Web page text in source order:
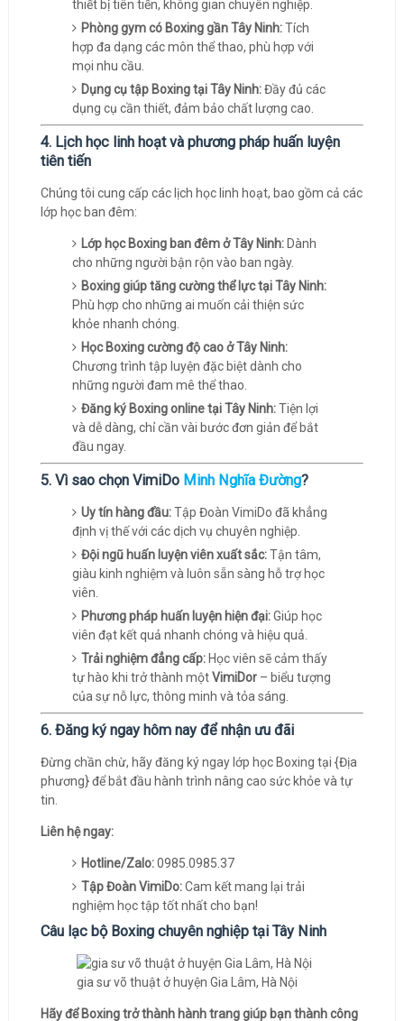
thiết bị tiên tiến, không gian chuyên nghiệp.
Phòng gym có Boxing gần Tây Ninh:Tích
hợp đa dạng các môn thể thao, phù hợp với
mọi nhu cầu.
Dụng cụ tập Boxing tại Tây Ninh:Đầy đủ các
dụng cụ cần thiết, đảm bảo chất lượng cao.
4. Lịch học linh hoạt và phương pháp huấn luyện
tiên tiến
Chúng tôi cung cấp các lịch học linh hoạt, bao gồm cả các
lớp học ban đêm:
Lớp học Boxing ban đêm ở Tây Ninh:Dành
cho những người bận rộn vào ban ngày.
Boxing giúp tăng cường thể lực tại Tây Ninh:
Phù hợp cho những ai muốn cải thiện sức
khỏe nhanh chóng.
Học Boxing cường độ cao ở Tây Ninh:
Chương trình tập luyện đặc biệt dành cho
những người đam mê thể thao.
Đăng ký Boxing online tại Tây Ninh:Tiện lợi
và dễ dàng, chỉ cần vài bước đơn giản để bắt
đầu ngay.
5. Vì sao chọn VimiDo Minh Nghĩa Đường?
Uy tín hàng đầu:Tập Đoàn VimiDo đã khẳng
định vị thế với các dịch vụ chuyên nghiệp.
Đội ngũ huấn luyện viên xuất sắc:Tận tâm,
giàu kinh nghiệm và luôn sẵn sàng hỗ trợ học
viên.
Phương pháp huấn luyện hiện đại:Giúp học
viên đạt kết quả nhanh chóng và hiệu quả.
Trải nghiệm đẳng cấp:Học viên sẽ cảm thấy
tự hào khi trở thành mộtVimiDor– biểu tượng
của sự nỗ lực, thông minh và tỏa sáng.
6. Đăng ký ngay hôm nay để nhận ưu đãi
Đừng chần chừ, hãy đăng ký ngay lớp học Boxing tại {Địa
phương} để bắt đầu hành trình nâng cao sức khỏe và tự
tin.
Liên hệ ngay:
Hotline/Zalo:0985.0985.37
Tập Đoàn VimiDo:Cam kết mang lại trải
nghiệm học tập tốt nhất cho bạn!
Câu lạc bộ Boxing chuyên nghiệp tại Tây Ninh
gia sư võ thuật ở huyện Gia Lâm, Hà Nội
Hãy để Boxing trở thành hành trang giúp bạn thành công